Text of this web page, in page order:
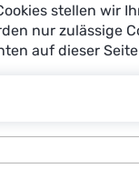
stellen wir
nur zulässige
auf dieser